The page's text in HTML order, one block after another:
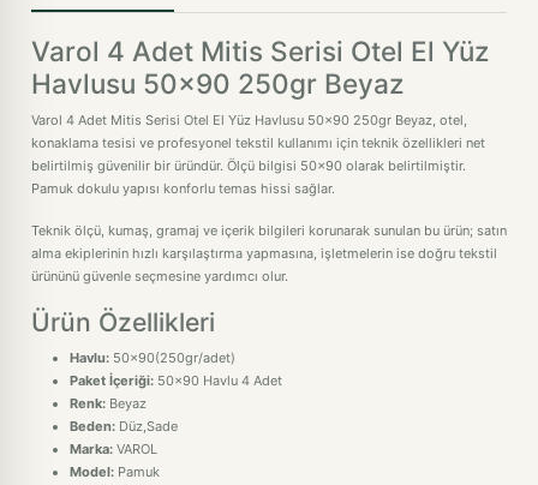
Varol 4 Adet Mitis Serisi Otel El Yüz
Havlusu 50x90 250gr Beyaz
Varol 4 Adet Mitis Serisi Otel El Yüz Havlusu 50x90 250gr Beyaz, otel,
konaklama tesisi ve profesyonel tekstil kullanımı için teknik özellikleri net
belirtilmiş güvenilir bir üründür. Ölçü bilgisi 50x90 olarak belirtilmiştir.
Pamuk dokulu yapısı konforlu temas hissi sağlar.
Teknik ölçü, kumaş, gramaj ve içerik bilgileri korunarak sunulan bu ürün; satın
alma ekiplerinin hızlı karşılaştırma yapmasına, işletmelerin ise doğru tekstil
ürününü güvenle seçmesine yardımcı olur.
Ürün Özellikleri
Havlu: 50x90(250gr/adet)
Paket İçeriği: 50x90 Havlu 4 Adet
Renk: Beyaz
Beden: Düz,Sade
Marka: VAROL
Model: Pamuk